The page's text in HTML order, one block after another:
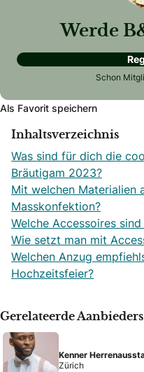
Werde
Schon
Als Favorit speichern
Inhaltsverzeichnis
Was sind für dich die
Bräutigam 2023?
Mit welchen Materialien
Masskonfektion?
Welche Accessoires
Wie setzt man mit
Welchen Anzug
Hochzeitsfeier?
Gerelateerde Aanbieders
Kenner
Zürich